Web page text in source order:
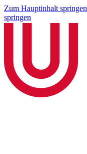
Zum Hauptinhalt springen
springen